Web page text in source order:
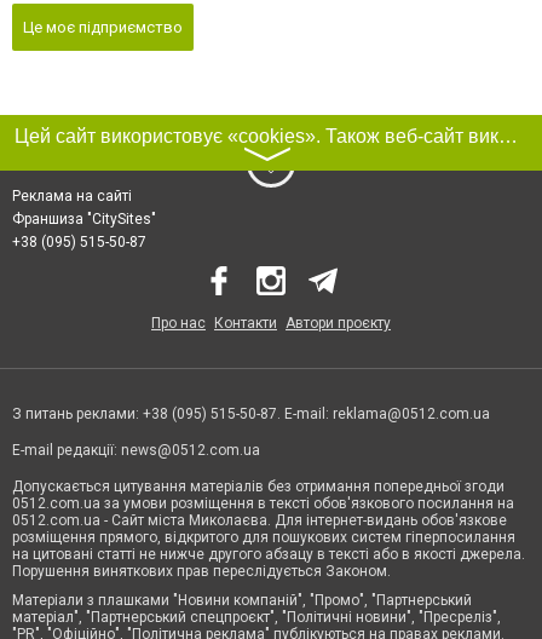
Це моє підприємство
Цей сайт використовує «cookies». Також веб-сайт використовує інтернет-сервіс для збору технічних даних стосовно відвідувачів з метою отримання маркетингової та статистичної інформації. Умови обробки даних відвідувачів сайту див.
〉
Реклама на сайті
Франшиза "CitySites"
+38 (095) 515-50-87
Про нас Контакти Автори проєкту
З питань реклами: +38 (095) 515-50-87. E-mail: reklama@0512.com.ua
E-mail редакції: news@0512.com.ua
Допускається цитування матеріалів без отримання попередньої згоди
0512.com.ua за умови розміщення в тексті обов'язкового посилання на
0512.com.ua - Сайт міста Миколаєва. Для інтернет-видань обов'язкове
розміщення прямого, відкритого для пошукових систем гіперпосилання
на цитовані статті не нижче другого абзацу в тексті або в якості джерела.
Порушення виняткових прав переслідується Законом.
Матеріали з плашками "Новини компаній", "Промо", "Партнерський
матеріал", "Партнерський спецпроєкт", "Політичні новини", "Пресреліз",
"PR", "Офіційно", "Політична реклама" публікуються на правах реклами.